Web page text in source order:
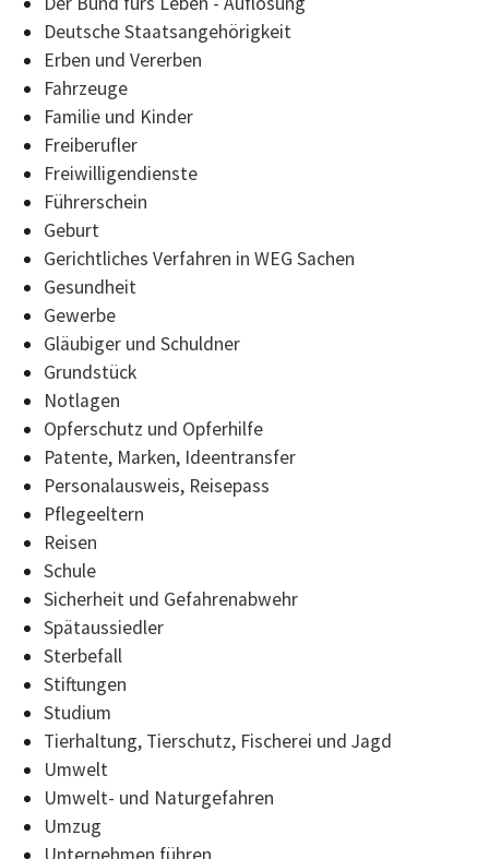
Deutsche Staatsangehörigkeit
Erben und Vererben
Fahrzeuge
Familie und Kinder
Freiberufler
Freiwilligendienste
Führerschein
Geburt
Gerichtliches Verfahren in WEG Sachen
Gesundheit
Gewerbe
Gläubiger und Schuldner
Grundstück
Notlagen
Opferschutz und Opferhilfe
Patente, Marken, Ideentransfer
Personalausweis, Reisepass
Pflegeeltern
Reisen
Schule
Sicherheit und Gefahrenabwehr
Spätaussiedler
Sterbefall
Stiftungen
Studium
Tierhaltung, Tierschutz, Fischerei und Jagd
Umwelt
Umwelt- und Naturgefahren
Umzug